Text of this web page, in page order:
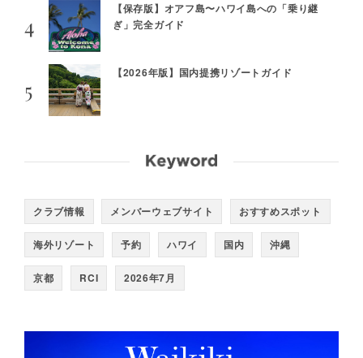
【保存版】オアフ島〜ハワイ島への「乗り継
ぎ」完全ガイド
【2026年版】国内提携リゾートガイド
クラブ情報 メンバーウェブサイト おすすめスポット
海外リゾート 予約 ハワイ 国内 沖縄
京都 RCI 2026年7月